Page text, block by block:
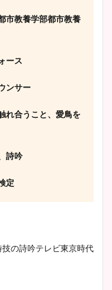
市教養学部都市教養
ース
ンサー
れ合うこと、愛鳥を
詩吟
定
の詩吟テレビ東京時代